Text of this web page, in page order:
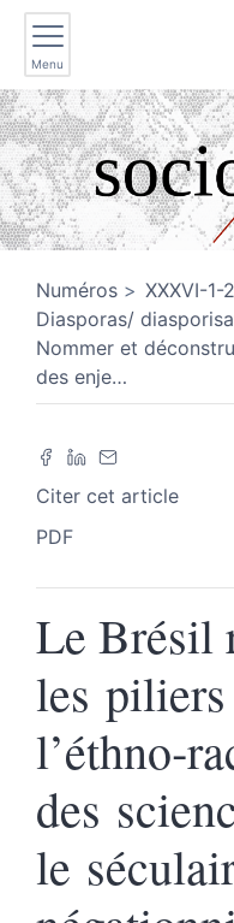
Menu
Numéros
XXXVI-1-
Diasporas/
Nommer et
des enje…
Citer cet article
PDF
Le Brésil
les piliers
des
le